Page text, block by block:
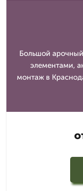
Большой
элементами,
монтаж в